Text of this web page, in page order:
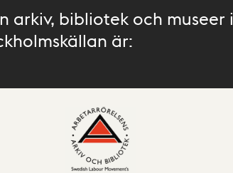
arkiv, bibliotek och museer i
är: